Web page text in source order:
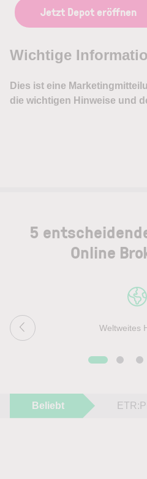
Jetzt Depot eröffnen
5
Online
Weltweites
Beliebt